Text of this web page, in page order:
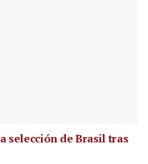
selección de Brasil tras